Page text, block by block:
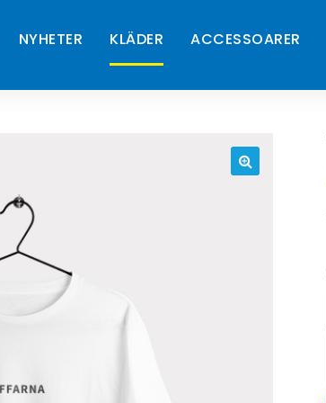
NYHETER KLÄDER ACCESSOARER